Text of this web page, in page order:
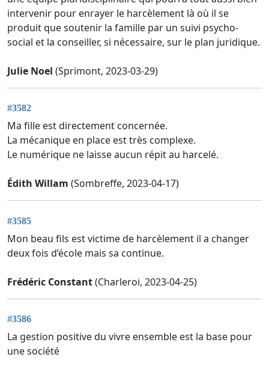
intervenir pour enrayer le harcèlement là où il se
produit que soutenir la famille par un suivi psycho-
social et la conseiller, si nécessaire, sur le plan juridique.
Julie Noel (Sprimont, 2023-03-29)
#3582
Ma fille est directement concernée.
La mécanique en place est très complexe.
Le numérique ne laisse aucun répit au harcelé.
Édith Willam (Sombreffe, 2023-04-17)
#3585
Mon beau fils est victime de harcèlement il a changer
deux fois d’école mais sa continue.
Frédéric Constant(Charleroi, 2023-04-25)
#3586
La gestion positive du vivre ensemble est la base pour
une société